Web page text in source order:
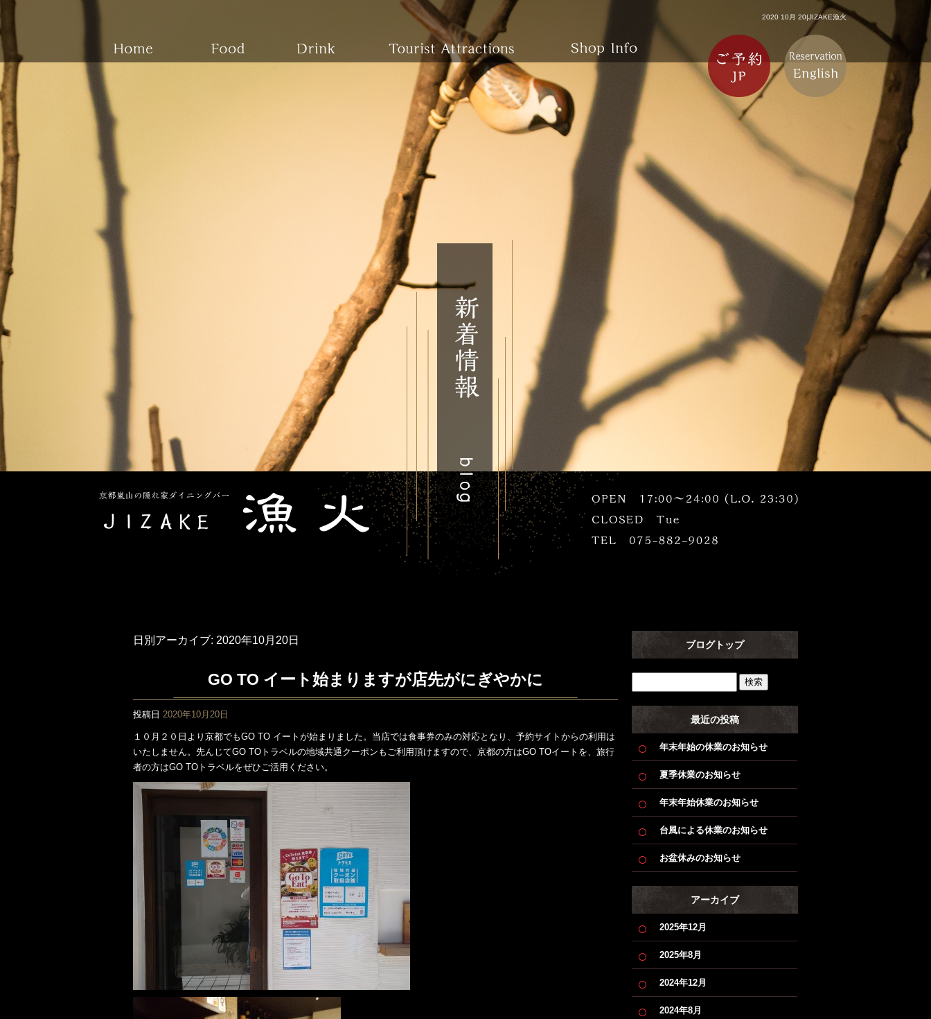
2020 10月 20|JIZAKE漁火
日別アーカイブ: 2020年10月20日
GO TO イート始まりますが店先がにぎやかに
投稿日 2020年10月20日
１０月２０日より京都でもGO TO イートが始まりました。当店では食事券のみの対応となり、予約サイトからの利用は
いたしません。先んじてGO TOトラベルの地域共通クーポンもご利用頂けますので、京都の方はGO TOイートを、旅行
者の方はGO TOトラベルをぜひご活用ください。
ブログトップ
最近の投稿
年末年始の休業のお知らせ
夏季休業のお知らせ
年末年始休業のお知らせ
台風による休業のお知らせ
お盆休みのお知らせ
アーカイブ
2025年12月
2025年8月
2024年12月
2024年8月